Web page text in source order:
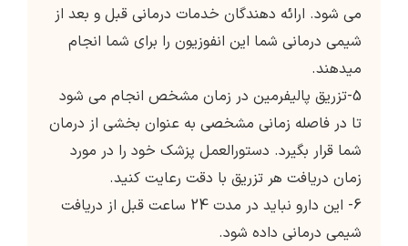
می شود. ارائه دهندگان خدمات درمانی قبل و بعد از
شیمی درمانی شما این انفوزیون را برای شما انجام
میدهند.
5-تزریق پالیفرمین در زمان مشخص انجام می شود
تا در فاصله زمانی مشخصی به عنوان بخشی از درمان
شما قرار بگیرد. دستورالعمل پزشک خود را در مورد
زمان دریافت هر تزریق با دقت رعایت کنید.
6- این دارو نباید در مدت 24 ساعت قبل از دریافت
شیمی درمانی داده شود.